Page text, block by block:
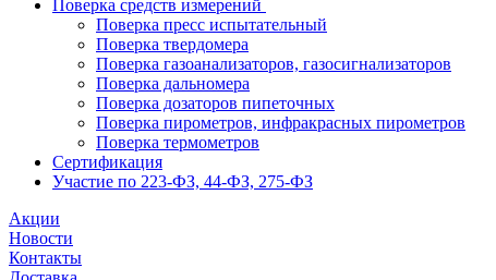
Поверка средств измерений
Поверка пресс испытательный
Поверка твердомера
Поверка газоанализаторов, газосигнализаторов
Поверка дальномера
Поверка дозаторов пипеточных
Поверка пирометров, инфракрасных пирометров
Поверка термометров
Сертификация
Участие по 223-ФЗ, 44-ФЗ, 275-ФЗ
Акции
Новости
Контакты